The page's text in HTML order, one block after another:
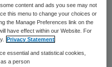
eerstelijns
grote verbetering
nog onvoldoende
content and ads you see may not
this menu to change your choices or
the Manage Preferences link on the
have effect within our Website. For
Privacy Statement
essential and statistical cookies,
a person